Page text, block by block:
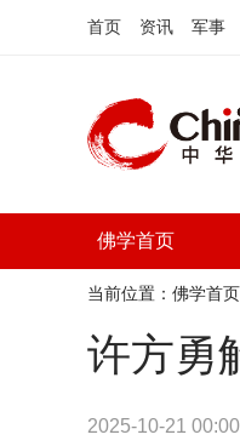
首页 资讯 军事
佛学首页
当前位置： 佛学首页
许方勇
2025-10-21